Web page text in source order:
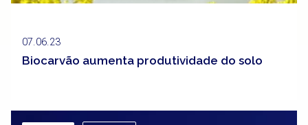
07.06.23
Biocarvão aumenta produtividade do solo